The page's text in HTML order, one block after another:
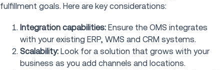
fulfillment goals. Here are key considerations:
Integration capabilities: Ensure the OMS integrates
with your existing ERP, WMS and CRM systems.
Scalability: Look for a solution that grows with your
business as you add channels and locations.